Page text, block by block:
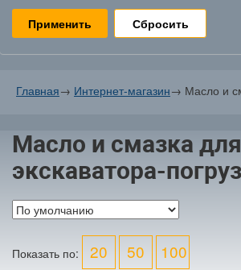
Сбросить
Главная→ Интернет-магазин→ Масло и
Масло и смазка для
экскаватора-
Показать по: 20 50 100